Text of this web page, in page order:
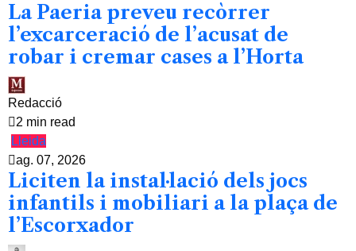
La Paeria preveu recòrrer
l’excarceració de l’acusat de
robar i cremar cases a l’Horta
Redacció
2 min read
Lleida
ag. 07, 2026
Liciten la instal·lació dels jocs
infantils i mobiliari a la plaça de
l’Escorxador